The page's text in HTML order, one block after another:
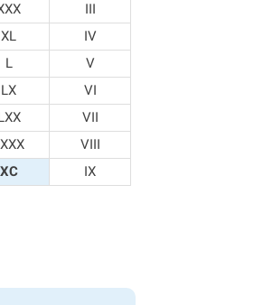
III
XL
IV
L
V
LX
VI
VII
VIII
XC IX